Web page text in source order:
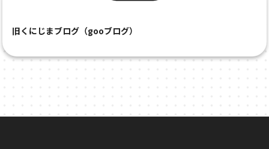
旧くにじまブログ（gooブログ）